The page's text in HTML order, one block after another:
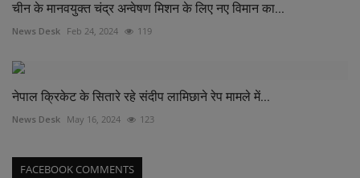
चीन के मानवयुक्त चंद्र अन्वेषण मिशन के लिए नए विमान का...
News Desk Feb 24, 2024 119
नेपाल क्रिकेट के सितारे रहे संदीप लामिछाने रेप मामले में...
News Desk May 16, 2024 123
FACEBOOK COMMENTS